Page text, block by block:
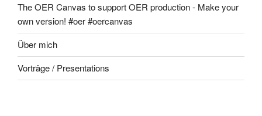
The OER Canvas to support OER production - Make your
own version! #oer #oercanvas
Über mich
Vorträge / Presentations